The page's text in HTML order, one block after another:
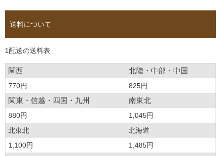
送料について
1配送の送料表
関西 北陸・中部・中国
770円 825円
関東・信越・四国・九州 南東北
880円
1,045円
北東北
北海道
1,100円
1,485円